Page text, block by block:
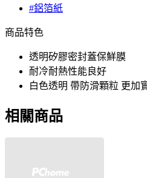
#鋁箔紙
商品特色
透明矽膠密封蓋保鮮膜
耐冷耐熱性能良好
白色透明 帶防滑顆粒 更加
相關商品